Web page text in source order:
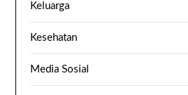
Keluarga
Kesehatan
Media Sosial